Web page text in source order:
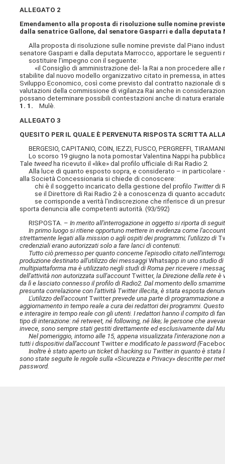
ALLEGATO 2
Emendamento alla proposta di risoluzione sulle nomine
dalla senatrice Gallone, dal senatore Gasparri e dalla deputata
Alla proposta di risoluzione sulle nomine previste dal Piano
senatore Gasparri e dalla deputata Marrocco, apportare le seguenti
sostituire l'impegno con il seguente:
«il Consiglio di amministrazione del- la Rai a non procedere alle
stabilite dal nuovo modello organizzativo citato in premessa, in
Sviluppo Economico, così come previsto dal contratto nazionale
valutazioni della commissione di vigilanza Rai anche in
possano determinare possibili contestazioni anche di natura
1. 1.Mulè.
ALLEGATO 3
QUESITO PER IL QUALE È PERVENUTA RISPOSTA SCRITTA
BERGESIO, CAPITANIO, COIN, IEZZI, FUSCO, PERGREFFI,
Lo scorso 19 giugno la nota pornostar Valentina Nappi ha
Taletweedha ricevuto il «like» dal profilo ufficiale di Rai Radio 2.
Alla luce di quanto esposto sopra, e considerato – in particolare
alla Società Concessionaria si chiede di conoscere:
chi è il soggetto incaricato della gestione del profilo Twitterdi
se il Direttore di Rai Radio 2 è a conoscenza di quanto
se corrisponde a verità l'indiscrezione che riferisce di un
sporta denuncia alle competenti autorità. (93/592)
RISPOSTA. –In merito all'interrogazione in oggetto si riporta di
In primo luogo si ritiene opportuno mettere in evidenza come
strettamente legati alla mission o agli ospiti dei programmi; l'utilizzo di
credenziali erano autorizzati solo a fare lanci di contenuti.
Tutto ciò premesso per quanto concerne l'episodio citato
produzione destinato all'utilizzo dei messaggiWhatsapp in uno studio
multipiattaforma ma è utilizzato negli studi di Roma per ricevere i
dell'attività non autorizzata sull'account Twitter,la Direzione della rete
da lì e lasciato connesso il profilo di Radio2. Dal momento dello
presunta correlazione con l'attività Twitter illecita, è stata esposta
L'utilizzo dell'account Twitterprevede una parte di programmazione
aggiornamento in tempo reale a cura dei redattori dei programmi.
e interagire in tempo reale con gli utenti. I redattori hanno il compito di
tipo di interazione: né retweet, né following, né like; le persone che
invece, sono sempre stati gestiti direttamente ed esclusivamente dal
Nel pomeriggio, intorno alle 15, appena visualizzata l'interazione non
tutti i dispositivi dall'account Twittere modificato le password (
Inoltre è stato aperto un ticket di hacking su Twitter in quanto è stata
sono state seguite le regole sulla «Sicurezza e Privacy» descritte per
password.